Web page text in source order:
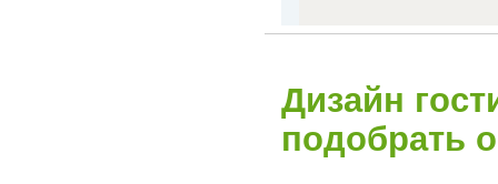
Дизайн
подобрать